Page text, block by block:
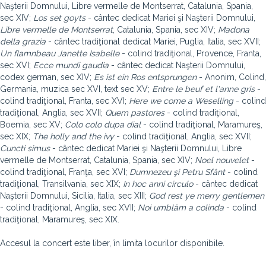
Naşterii Domnului, Libre vermelle de Montserrat, Catalunia, Spania,
sec XIV; Los set goyts- cântec dedicat Mariei şi Naşterii Domnului,
Libre vermelle de Montserrat, Catalunia, Spania, sec XIV; Madona
della grazia - cântec tradiţional dedicat Mariei, Puglia, Italia, sec XVII;
Un flamnbeau Janette Isabelle- colind tradiţional, Provence, Franta,
sec XVI; Ecce mundi gaudia - cântec dedicat Naşterii Domnului,
codex german, sec XIV; Es ist ein Ros entsprungen- Anonim, Colind,
Germania, muzica sec XVI, text sec XV; Entre le beuf et l'anne gris-
colind tradiţional, Franta, sec XVI; Here we come a Weselling- colind
tradiţional, Anglia, sec XVII; Quem pastores- colind tradiţional,
Boemia, sec XV; Colo colo dupa dial- colind tradiţional, Maramureş,
sec XIX; The holly and the ivy- colind tradiţional, Anglia, sec XVII;
Cuncti simus- cântec dedicat Mariei şi Naşterii Domnului, Libre
vermelle de Montserrat, Catalunia, Spania, sec XIV; Noel nouvelet-
colind tradiţional, Franţa, sec XVI; Dumnezeu şi Petru Sfânt- colind
tradiţional, Transilvania, sec XIX; In hoc anni circulo- cântec dedicat
Naşterii Domnului, Sicilia, Italia, sec XIII; God rest ye merry gentlemen
- colind tradiţional, Anglia, sec XVII; Noi umblăm a colinda - colind
tradiţional, Maramureş, sec XIX.
Accesul la concert este liber, în limita locurilor disponibile.